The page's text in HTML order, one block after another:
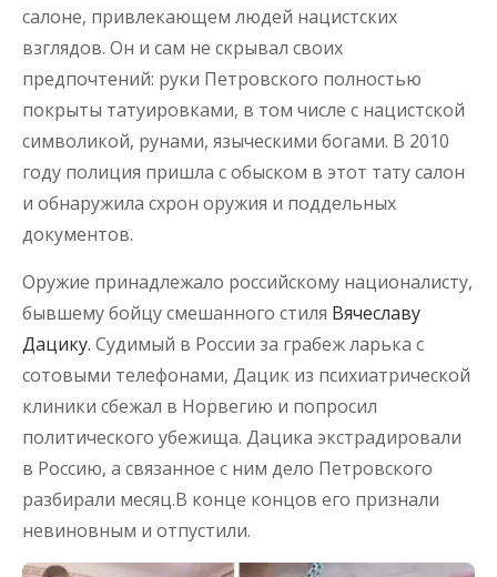
салоне, привлекающем людей нацистских
взглядов. Он и сам не скрывал своих
предпочтений: руки Петровского полностью
покрыты татуировками, в том числе с нацистской
символикой, рунами, языческими богами. В 2010
году полиция пришла с обыском в этот тату салон
и обнаружила схрон оружия и поддельных
документов.
Оружие принадлежало российскому националисту,
бывшему бойцу смешанного стиля Вячеславу
Дацику. Судимый в России за грабеж ларька с
сотовыми телефонами, Дацик из психиатрической
клиники сбежал в Норвегию и попросил
политического убежища. Дацика экстрадировали
в Россию, а связанное с ним дело Петровского
разбирали месяц.В конце концов его признали
невиновным и отпустили.